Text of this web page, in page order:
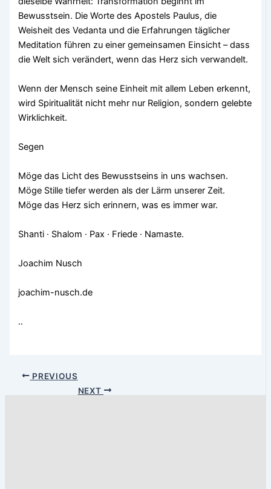
Bewusstsein. Die Worte des Apostels Paulus, die
Weisheit des Vedanta und die Erfahrungen täglicher
Meditation führen zu einer gemeinsamen Einsicht – dass
die Welt sich verändert, wenn das Herz sich verwandelt.
Wenn der Mensch seine Einheit mit allem Leben erkennt,
wird Spiritualität nicht mehr nur Religion, sondern gelebte
Wirklichkeit.
Segen
Möge das Licht des Bewusstseins in uns wachsen.
Möge Stille tiefer werden als der Lärm unserer Zeit.
Möge das Herz sich erinnern, was es immer war.
Shanti · Shalom · Pax · Friede · Namaste.
Joachim Nusch
joachim-nusch.de
..
PREVIOUS
NEXT